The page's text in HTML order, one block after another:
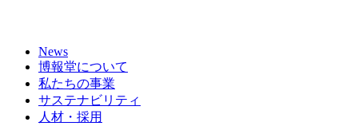
News
博報堂について
私たちの事業
サステナビリティ
人材・採用